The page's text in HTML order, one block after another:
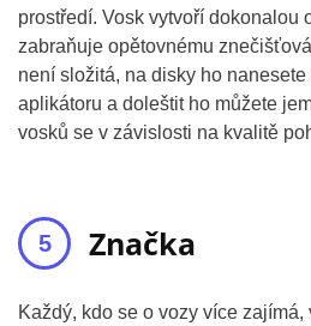
prostředí. Vosk vytvoří dokonalou
zabraňuje opětovnému
není složitá, na disky ho
aplikátoru a doleštit ho můžete
vosků se v závislosti na kvalitě
Značka
Každý, kdo se o vozy více zajímá,